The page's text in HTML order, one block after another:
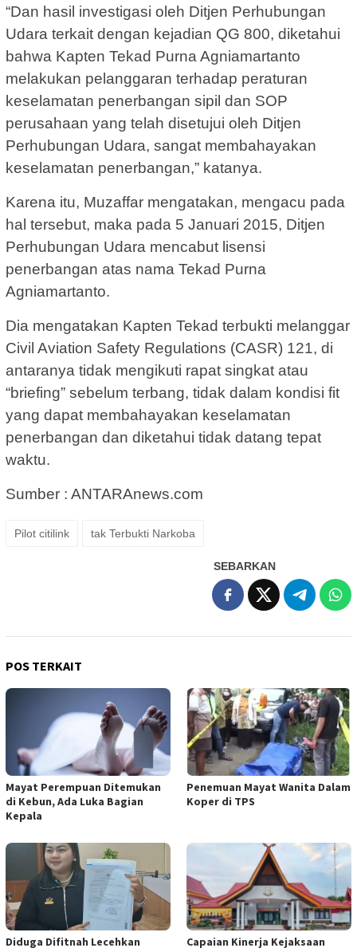
“Dan hasil investigasi oleh Ditjen Perhubungan
Udara terkait dengan kejadian QG 800, diketahui
bahwa Kapten Tekad Purna Agniamartanto
melakukan pelanggaran terhadap peraturan
keselamatan penerbangan sipil dan SOP
perusahaan yang telah disetujui oleh Ditjen
Perhubungan Udara, sangat membahayakan
keselamatan penerbangan,” katanya.
Karena itu, Muzaffar mengatakan, mengacu pada
hal tersebut, maka pada 5 Januari 2015, Ditjen
Perhubungan Udara mencabut lisensi
penerbangan atas nama Tekad Purna
Agniamartanto.
Dia mengatakan Kapten Tekad terbukti melanggar
Civil Aviation Safety Regulations (CASR) 121, di
antaranya tidak mengikuti rapat singkat atau
“briefing” sebelum terbang, tidak dalam kondisi fit
yang dapat membahayakan keselamatan
penerbangan dan diketahui tidak datang tepat
waktu.
Sumber : ANTARAnews.com
Pilot citilink tak Terbukti Narkoba
SEBARKAN
POS TERKAIT
Mayat Perempuan Ditemukan
di Kebun, Ada Luka Bagian
Kepala
Penemuan Mayat Wanita Dalam
Koper di TPS
Diduga Difitnah Lecehkan
Capaian Kinerja Kejaksaan